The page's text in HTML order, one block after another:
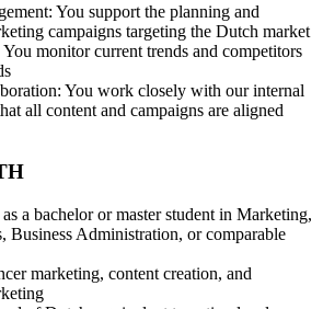
You support the planning and
campaigns targeting the Dutch market
monitor current trends and competitors
You work closely with our internal
all content and campaigns are aligned
a bachelor or master student in Marketing,
Business Administration, or comparable
marketing, content creation, and